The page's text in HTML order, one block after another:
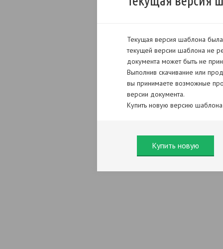
Текущая версия шаблона
текущей версии шаблона не
документа может быть не
Выполнив скачивание или
вы принимаете возможные
версии документа.
Купить новую версию
Купить новую